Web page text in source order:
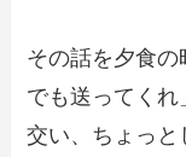
その話を夕食
でも送ってく
交い、ちょっ